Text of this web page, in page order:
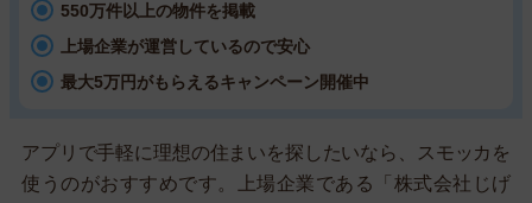
550万件以上の物件を掲載
上場企業が運営しているので安心
最大5万円がもらえるキャンペーン開催中
アプリで手軽に理想の住まいを探したいなら、スモッカを
使うのがおすすめです。上場企業である「株式会社じげ